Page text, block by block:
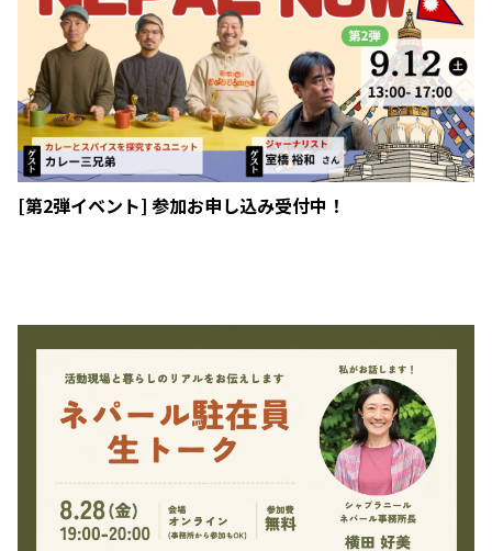
[第2弾イベント] 参加お申し込み受付中！